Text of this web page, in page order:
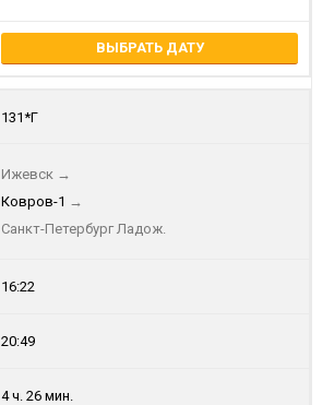
ВЫБРАТЬ ДАТУ
131*Г
Ижевск →
Ковров-1 →
Санкт-Петербург Ладож.
16:22
20:49
4 ч. 26 мин.